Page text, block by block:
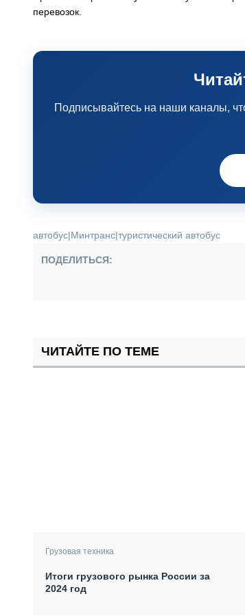
перевозок.
Подписывайтесь на наши каналы,
автобус|Минтранс|туристический автобус
ПОДЕЛИТЬСЯ:
ЧИТАЙТЕ ПО ТЕМЕ
Грузовая техника
Итоги грузового рынка России за
2024 год